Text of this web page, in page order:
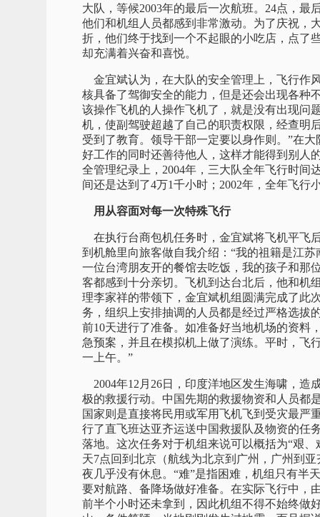
大队，等候2003年的最后一次航班。24点，
他们和机组人员都感到非常激动。为了庆祝，
折，他们终于找到一个不起眼的小吃店，点了
却充满着兴奋和喜悦。
金宜斌认为，在大队的安全管理上，飞行作
核具备了驾御安全的能力，但是还会出现各种
该操作飞机的人操作飞机了，就是没有出现问
机，使副驾驶超越了自己的职责权限，经查明
受到了教育。领导干部一定要以身作则。”在
好工作的同时还善待他人，这样才能得到别人
全管理纪录上，2004年，三大队全年飞行时间
间还是达到了4万1千小时；2002年，全年飞行
用从容面对每一次特殊飞行
在执行台商包机任务时，金宜斌将飞机平飞
到机舱里向旅客做自我介绍：“我的祖籍是江
一位台湾朋友开的餐馆去吃饭，我的孩子和那
客都感到十分亲切。飞机到达台北后，他和机
理李家祥的带领下，金宜斌机组圆满完成了此
务，组织上安排抽调的人员都是经过严格选拔
前10天进行了准备。如准备好当地机场的资料
急预案，并且在模拟机上做了演练。平时，飞
一上午。”
2004年12月26日，印度洋地区发生海啸，造
极的救援行动。中国先期的救援物资和人员都
国家则是直接将民用或军用飞机飞到受灾最严
行了直飞班达亚齐运送中国救援队及物资的任
落地。这次任务对于机组来说可以概括为“艰
天7点回到北京（航线为北京到广州，广州到
夜几乎没有休息。“难”是指困难，机组只有半
要对航路、备降场做好准备。在实际飞行中，
前半个小时还未拿到，因此机组不得不始终做